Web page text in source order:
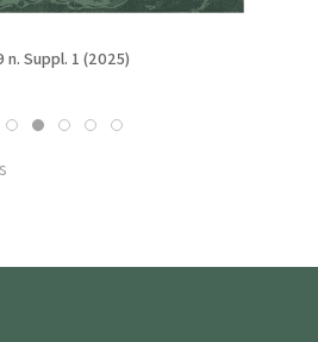
n. Suppl. 1 (2025)